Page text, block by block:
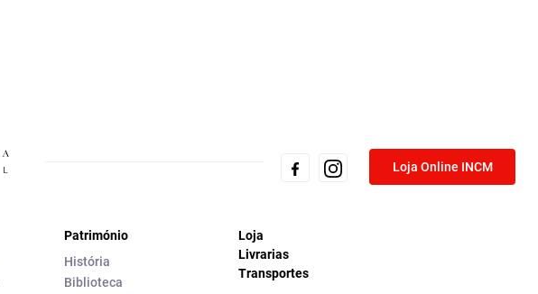
Loja Online INCM
Património
História
Biblioteca
Loja
Livrarias
Transportes